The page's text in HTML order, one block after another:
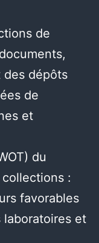
de
des dépôts
de
et
du
:
favorables
laboratoires et